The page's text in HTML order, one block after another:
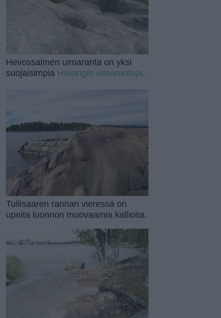
Hevossalmen uimaranta on yksi
suojaisimpia Helsingin uimarantoja.
Tullisaaren rannan vieressä on
upeita luonnon muovaamia kallioita.